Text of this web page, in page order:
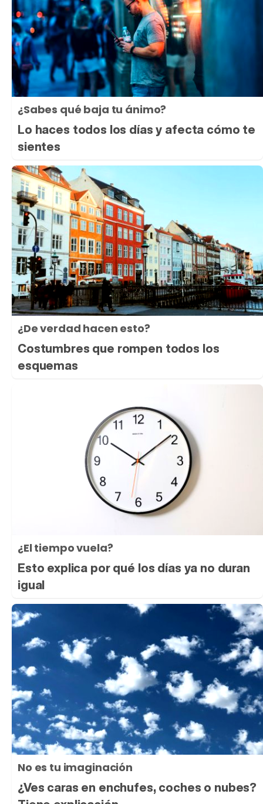
¿Sabes qué baja tu ánimo?
Lo haces todos los días y afecta cómo te
sientes
¿De verdad hacen esto?
Costumbres que rompen todos los
esquemas
¿El tiempo vuela?
Esto explica por qué los días ya no duran
igual
No es tu imaginación
¿Ves caras en enchufes, coches o nubes?